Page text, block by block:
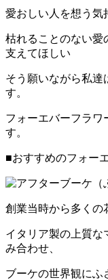
愛おしい人を想う気
枯れることのない愛
支えてほしい
そう願いながら私達
す。
フォーエバーフラワ
す。
■おすすめのフォー
創業当時から多くの
イタリア製の上質な
み合わせ、
ブーケの世界観にふ